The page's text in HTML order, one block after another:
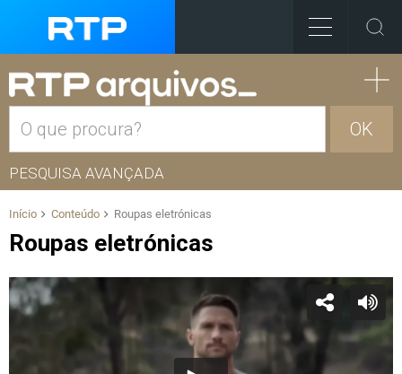
OK
PESQUISA AVANÇADA
Início Conteúdo Roupas eletrónicas
Roupas eletrónicas